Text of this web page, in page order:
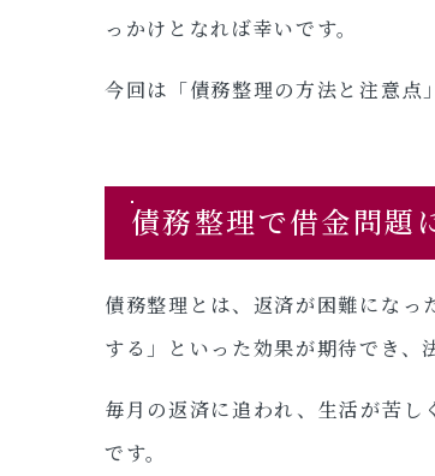
っかけとなれば幸いです。
今回は「債務整理の方法と注意点
債務整理で借金問題
債務整理とは、返済が困難になっ
する」といった効果が期待でき、
毎月の返済に追われ、生活が苦
です。